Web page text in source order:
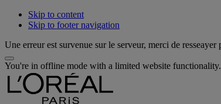
Skip to content
Skip to footer navigation
Une erreur est survenue sur le serveur, merci de
You're in offline mode with a limited website